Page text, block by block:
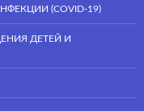
(COVID-19)
ДЕТЕЙ И